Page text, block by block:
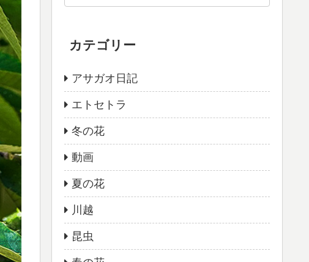
カテゴリー
アサガオ日記
エトセトラ
冬の花
動画
夏の花
川越
昆虫